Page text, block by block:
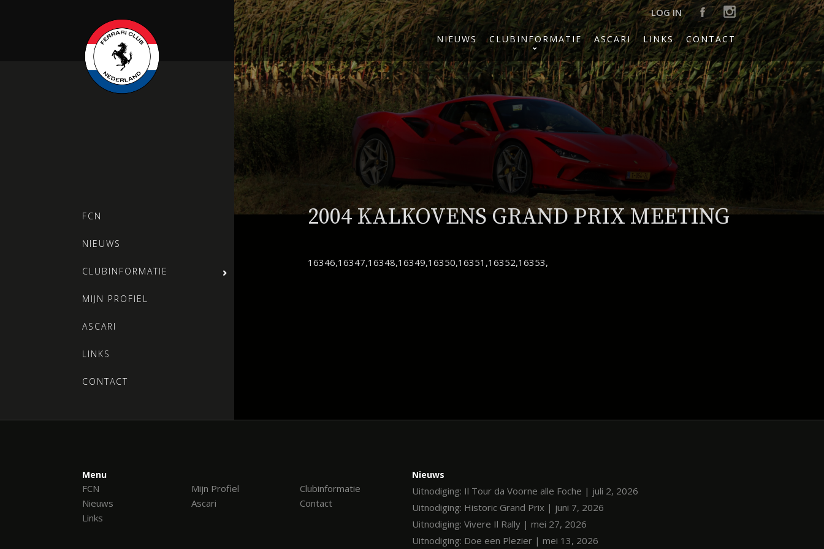
LOG IN
NIEUWS CLUBINFORMATIE ASCARI LINKS CONTACT
FCN
NIEUWS
CLUBINFORMATIE
MIJN PROFIEL
ASCARI
LINKS
CONTACT
2004 KALKOVENS GRAND PRIX MEETING
16346,16347,16348,16349,16350,16351,16352,16353,
Menu
FCN Mijn Profiel
Clubinformatie
Nieuws
Ascari
Contact
Links
Nieuws
Uitnodiging: Il Tour da Voorne alle Foche | juli 2, 2026
Uitnodiging: Historic Grand Prix | juni 7, 2026
Uitnodiging: Vivere Il Rally | mei 27, 2026
Uitnodiging: Doe een Plezier | mei 13, 2026